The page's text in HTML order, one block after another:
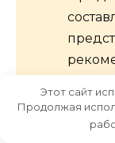
Этот сайт
Продолжая